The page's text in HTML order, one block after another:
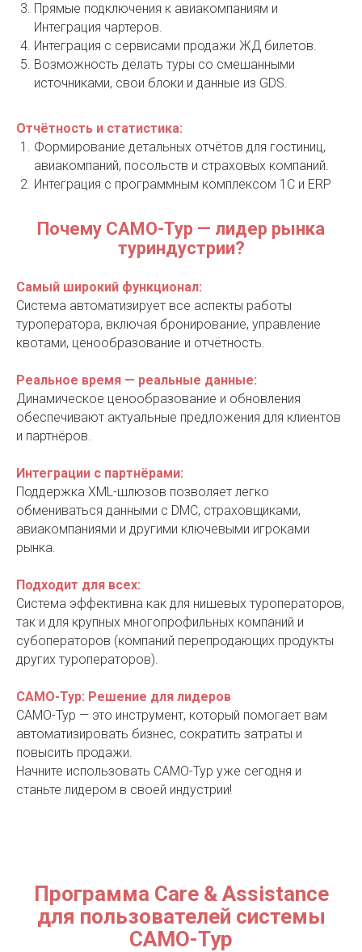
Прямые подключения к авиакомпаниям и
Интеграция чартеров.
Интеграция с сервисами продажи ЖД билетов.
Возможность делать туры со смешанными
источниками, свои блоки и данные из GDS.
Отчётность и статистика:
Формирование детальных отчётов для гостиниц,
авиакомпаний, посольств и страховых компаний.
Интеграция с программным комплексом 1С и ERP
Почему САМО-Тур — лидер рынка
туриндустрии?
Самый широкий функционал:
Система автоматизирует все аспекты работы
туроператора, включая бронирование, управление
квотами, ценообразование и отчётность.
Реальное время — реальные данные:
Динамическое ценообразование и обновления
обеспечивают актуальные предложения для клиентов
и партнёров.
Интеграции с партнёрами:
Поддержка XML-шлюзов позволяет легко
обмениваться данными с DMC, страховщиками,
авиакомпаниями и другими ключевыми игроками
рынка.
Подходит для всех:
Система эффективна как для нишевых туроператоров,
так и для крупных многопрофильных компаний и
субоператоров (компаний перепродающих продукты
других туроператоров).
САМО-Тур: Решение для лидеров
САМО-Тур — это инструмент, который помогает вам
автоматизировать бизнес, сократить затраты и
повысить продажи.
Начните использовать САМО-Тур уже сегодня и
станьте лидером в своей индустрии!
Программа Care & Assistance
для пользователей системы
САМО-Тур